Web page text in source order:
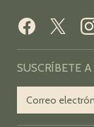
SUSCRÍBETE